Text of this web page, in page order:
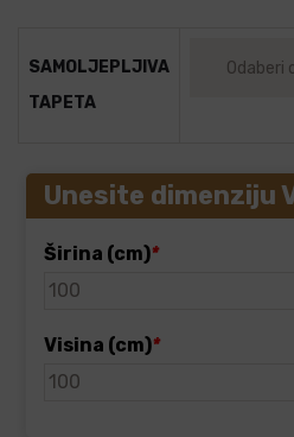
SAMOLJEPLJIVA
TAPETA
Unesite dimenziju
Širina (cm)*
Visina (cm)*